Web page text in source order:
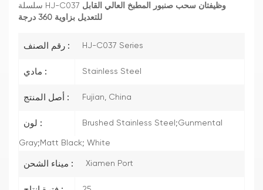
سلسلة HJ-C037 وظيفتان سحب صنبور المطبخ العالي القابل
للتعديل بزاوية 360 درجة
رقم الصنف : HJ-C037 Series
مادي : Stainless Steel
أصل المنتج : Fujian, China
لون : Brushed Stainless Steel;Gunmental
Gray;Matt Black; White
ميناء الشحن : Xiamen Port